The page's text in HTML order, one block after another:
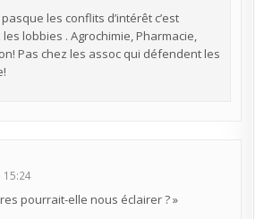
les conflits d’intérêt c’est
lobbies . Agrochimie, Pharmacie,
Pas chez les assoc qui défendent les
15:24
pourrait-elle nous éclairer ? »